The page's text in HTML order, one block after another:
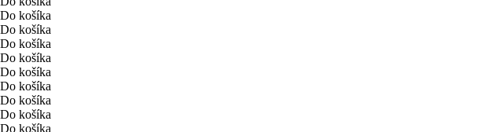
Do košíka
Do košíka
Do košíka
Do košíka
Do košíka
Do košíka
Do košíka
Do košíka
Do košíka